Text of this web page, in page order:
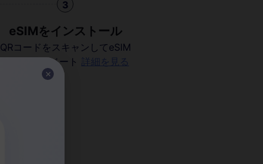
3
eSIMをインストール
QRコードをスキャンしてeSIM
をアクティベート
詳細を見る